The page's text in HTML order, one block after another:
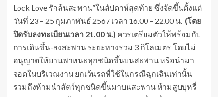
Lock Love รักล้นสะพาน”ในสัปดาห์สุดท้าย ซึ่งจัดขึ้นตั้งแต่
วันที่ 23 – 25 กุมภาพันธ์ 2567 เวลา 16.00 – 22.00 น. (โดย
ปิดรับลงทะเบียนเวลา 21.00 น.) ควรเตรียมตัวให้พร้อมกับ
การเดินขึ้น-ลงสะพาน ระยะทางรวม 3 กิโลเมตร โดยไม่
อนุญาตให้ยานพาหนะทุกชนิดขึ้นบนสะพาน หรือนำมา
จอดในบริเวณงาน ยกเว้นรถที่ใช้ในกรณีฉุกเฉินเท่านั้น
รวมถึงห้ามนำสัตว์ทุกชนิดขึ้นมาบนสะพาน ห้ามสูบบุหรี่